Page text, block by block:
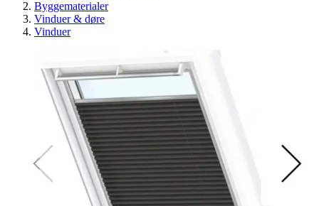
Byggematerialer
Vinduer & døre
Vinduer